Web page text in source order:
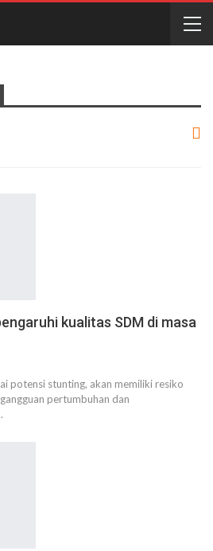
kualitas SDM di masa
potensi stunting, akan memiliki resiko
pertumbuhan dan